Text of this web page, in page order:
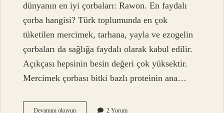
dünyanın en iyi çorbaları: Rawon. En faydalı
çorba hangisi? Türk toplumunda en çok
tüketilen mercimek, tarhana, yayla ve ezogelin
çorbaları da sağlığa faydalı olarak kabul edilir.
Açıkçası hepsinin besin değeri çok yüksektir.
Mercimek çorbası bitki bazlı proteinin ana…
Devamını okuyunEn
2 Yorum